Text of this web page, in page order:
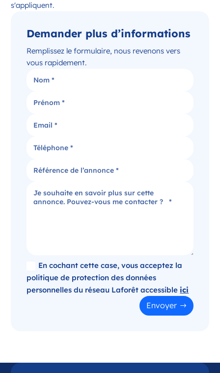
Opportunité d’ouverture à Issoudun
Issoudun Centre-Val de Loire
France
Référence
Plus d'infos
Candidater
Agence immobilière dans le Puy-de-Dôme
France
Opportunité d’ouverture à Panazol
s'appliquent.
Demander plus d’informations
Remplissez le formulaire, nous revenons vers
vous rapidement.
En cochant cette case, vous acceptez la
politique de protection des données
personnelles du réseau Laforêt accessible ici
Envoyer